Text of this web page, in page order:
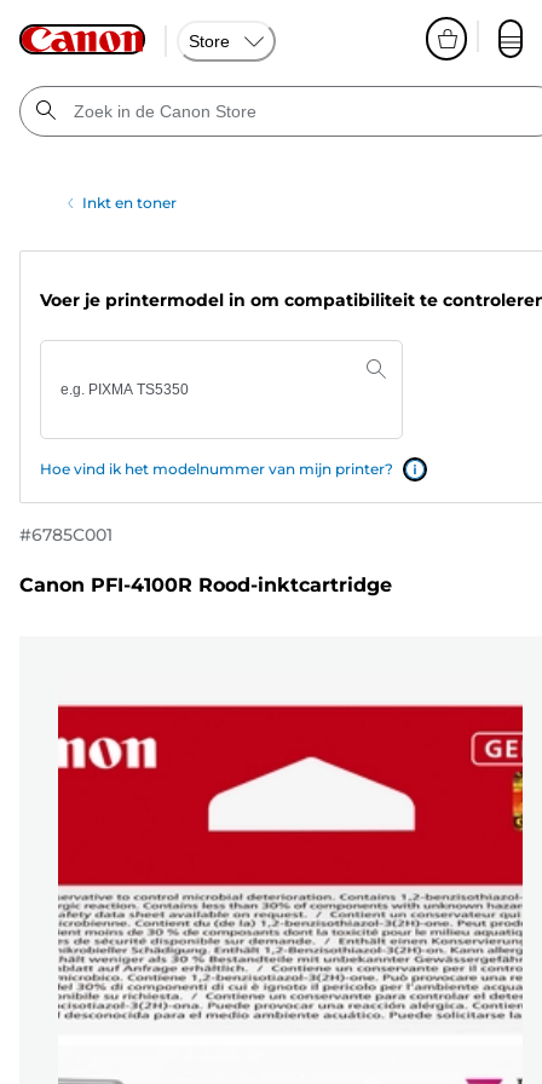
Store
Inkt en toner
Voer je printermodel in om compatibiliteit te
Hoe vind ik het modelnummer van mijn printer?
#6785C001
Canon PFI-4100R Rood-inktcartridge